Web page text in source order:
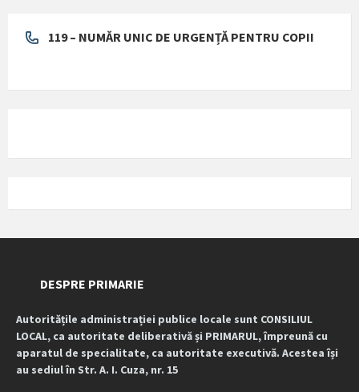
119 – NUMĂR UNIC DE URGENȚĂ PENTRU COPII
DESPRE PRIMARIE
Autoritățile administrației publice locale sunt CONSILIUL
LOCAL, ca autoritate deliberativă și PRIMARUL, împreună cu
aparatul de specialitate, ca autoritate executivă. Acestea își
au sediul în Str. A. I. Cuza, nr. 15